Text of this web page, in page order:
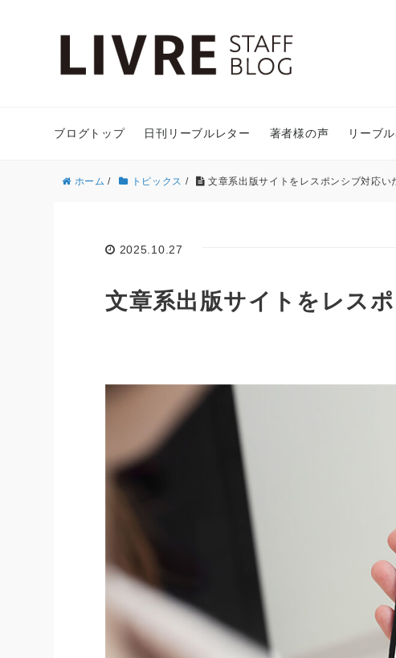
ブログトップ 日刊リーブルレター 著者様の声 リーブ
ホーム / トピックス / 文章系出版サイトをレスポンシブ対応い
2025.10.27
文章系出版サイトをレス